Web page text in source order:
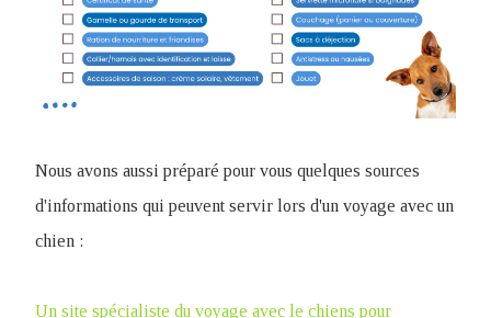
Nous avons aussi préparé pour vous quelques sources
d'informations qui peuvent servir lors d'un voyage avec un
chien :
Un site spécialiste du voyage avec le chiens pour